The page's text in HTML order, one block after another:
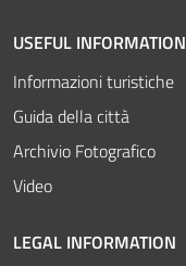
USEFUL INFORMATION
Informazioni turistiche
Guida della città
Archivio Fotografico
Video
LEGAL INFORMATION